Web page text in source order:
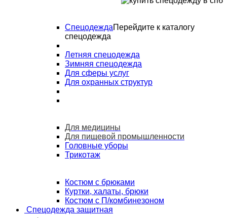
СпецодеждаПерейдите к каталогу
спецодежда
Летняя спецодежда
Зимняя спецодежда
Для сферы услуг
Для охранных структур
Для медицины
Для пищевой промышленности
Головные уборы
Трикотаж
Костюм с брюками
Куртки, халаты, брюки
Костюм с П/комбинезоном
Спецодежда защитная